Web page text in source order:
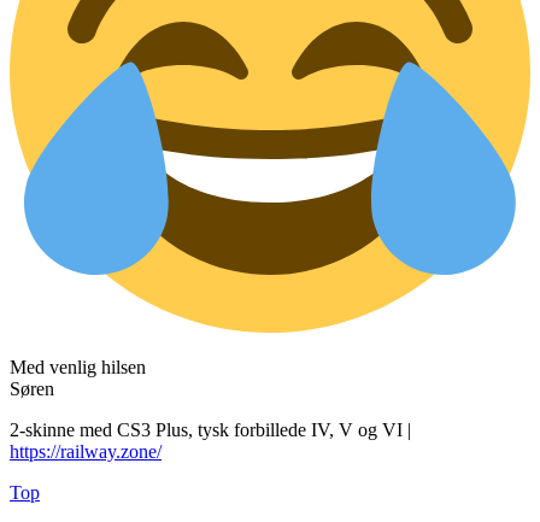
Med venlig hilsen
Søren
2-skinne med CS3 Plus, tysk forbillede IV, V og VI |
https://railway.zone/
Top